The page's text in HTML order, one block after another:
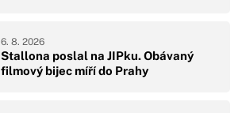
Stallona poslal na JIPku. Obávaný
filmový bijec míří do Prahy
6. 8. 2026